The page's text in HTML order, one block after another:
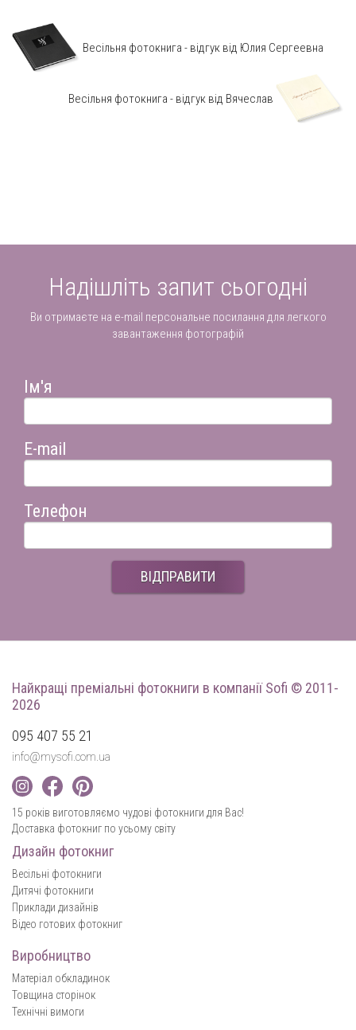
Весільня фотокнига - відгук від Юлия Сергеевна
Весільня фотокнига - відгук від Вячеслав
Надішліть запит сьогодні
Ви отримаєте на e-mail персональне посилання для легкого
завантаження фотографій
Ім'я
E-mail
Телефон
ВІДПРАВИТИ
Найкращі преміальні фотокниги в компанії Sofi © 2011-
2026
095 407 55 21
info@mysofi.com.ua
15 років виготовляємо чудові фотокниги для Вас!
Доставка фотокниг по усьому світу
Дизайн фотокниг
Весільні фотокниги
Дитячі фотокниги
Приклади дизайнів
Відео готових фотокниг
Виробництво
Матеріал обкладинок
Товщина сторінок
Технічні вимоги